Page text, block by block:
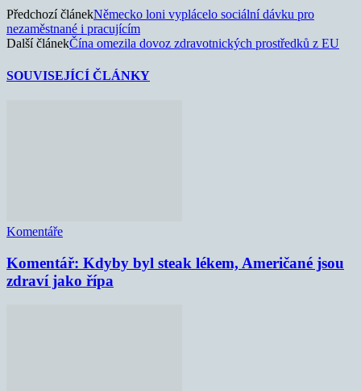
Předchozí článekNěmecko loni vyplácelo sociální dávku pro
nezaměstnané i pracujícím
Další článekČína omezila dovoz zdravotnických prostředků z EU
SOUVISEJÍCÍ ČLÁNKY
Komentáře
Komentář: Kdyby byl steak lékem, Američané jsou
zdraví jako řípa